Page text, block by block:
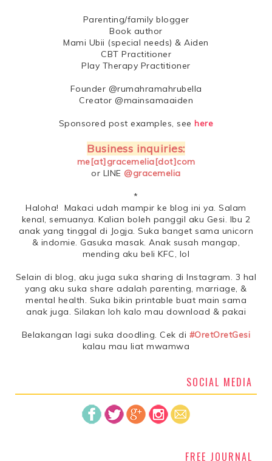
Parenting/family blogger
Book author
Mami Ubii (special needs) & Aiden
CBT Practitioner
Play Therapy Practitioner
Founder @rumahramahrubella
Creator @mainsamaaiden
Sponsored post examples, seehere
Business inquiries:
me[at]gracemelia[dot]com
or LINE @gracemelia
*
Haloha! Makaci udah mampir ke blog ini ya. Salam
kenal, semuanya. Kalian boleh panggil aku Gesi. Ibu 2
anak yang tinggal di Jogja. Suka banget sama unicorn
& indomie. Gasuka masak. Anak susah mangap,
mending aku beli KFC, lol
Selain di blog, aku juga suka sharing di Instagram. 3 hal
yang aku suka share adalah parenting, marriage, &
mental health. Suka bikin printable buat main sama
anak juga. Silakan loh kalo mau download & pakai
Belakangan lagi suka doodling. Cek di #OretOretGesi
kalau mau liat mwamwa
SOCIAL MEDIA
FREE JOURNAL